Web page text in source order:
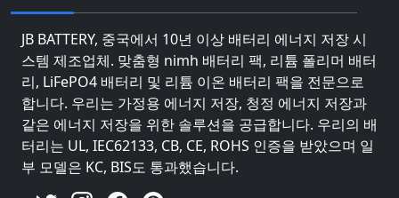
JB BATTERY, 중국에서 10년 이상 배터리 에너지 저장 시
스템 제조업체. 맞춤형 nimh 배터리 팩, 리튬 폴리머 배터
리, LiFePO4 배터리 및 리튬 이온 배터리 팩을 전문으로
합니다. 우리는 가정용 에너지 저장, 청정 에너지 저장과
같은 에너지 저장을 위한 솔루션을 공급합니다. 우리의 배
터리는 UL, IEC62133, CB, CE, ROHS 인증을 받았으며 일
부 모델은 KC, BIS도 통과했습니다.